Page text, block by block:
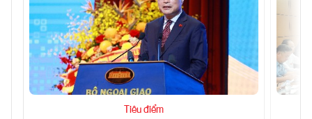
Tiêu điểm